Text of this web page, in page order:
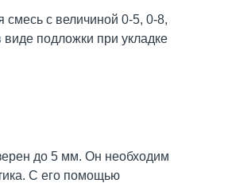
с величиной 0-5, 0-8,
подложки при укладке
до 5 мм. Он необходим
С его помощью